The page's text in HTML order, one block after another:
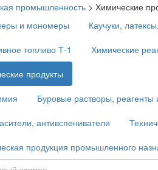
промышленность > Химические
и мономеры
Каучуки,
топливо Т-1
Химические
продукты
Буровые растворы,
антивспениватели
продукция промышленного